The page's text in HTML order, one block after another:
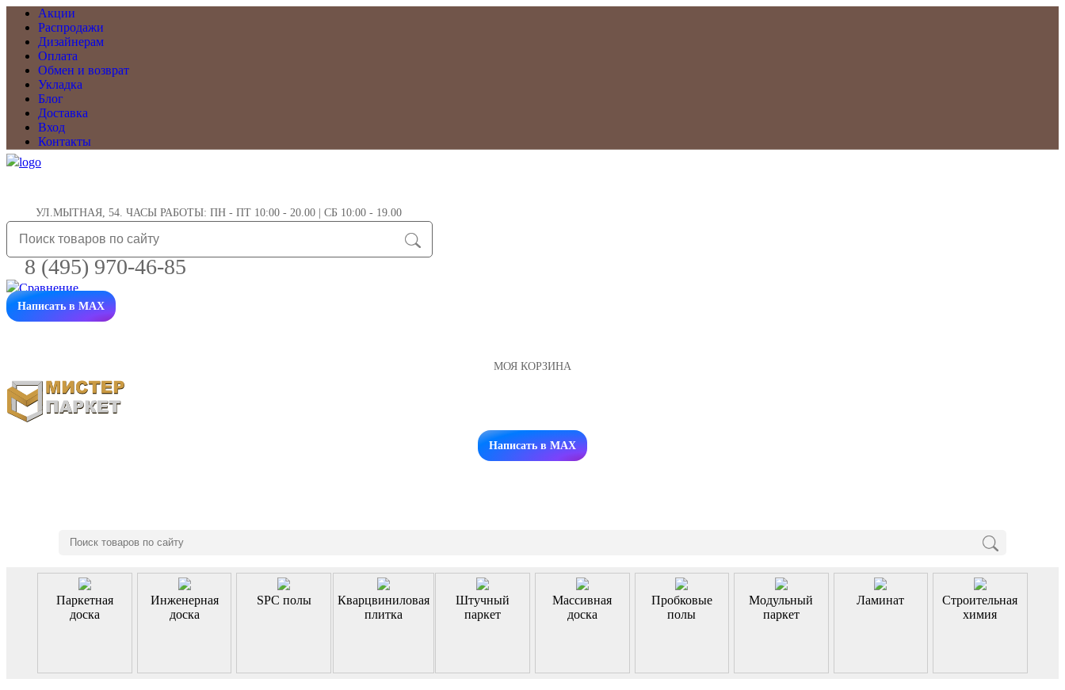
Акции
Распродажи
Дизайнерам
Оплата
Обмен и возврат
Укладка
Блог
Доставка
Вход
Контакты
УЛ.МЫТНАЯ, 54. ЧАСЫ РАБОТЫ: ПН - ПТ 10:00 - 20.00 | СБ 10:00 - 19.00
8 (495) 970-46-85
Написать в MAX
МОЯ КОРЗИНА
Заказать звонок
Написать в MAX
Паркетная
доска
Инженерная
доска
SPC полы
Кварцвиниловая
плитка
Штучный
паркет
Массивная
доска
Пробковые
полы
Модульный
паркет
Ламинат
Строительная
химия